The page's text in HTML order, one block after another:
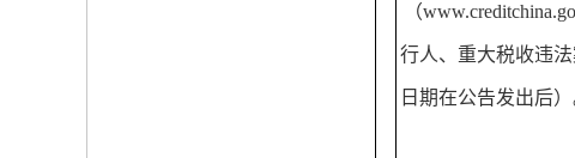
（
行人、重大税收违
日期在公告发出后）